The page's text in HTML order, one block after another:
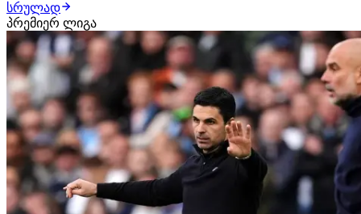
ემატება, რომ "ქალაქელებს" ერთი მატჩით ნაკლები აქვს
ჩატარებული, რის ფონზეც საჩემპიონო მარათონი კიდევ
უფრო დაიძაბა. შეხვედრის დასრულების…
სრულად
პრემიერ ლიგა